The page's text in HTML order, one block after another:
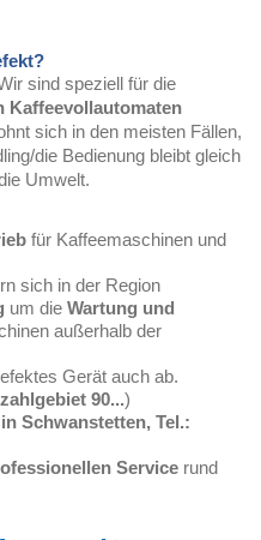
sind speziell für die
Kaffeevollautomaten
sich in den meisten Fällen,
die Bedienung bleibt gleich
Umwelt.
für Kaffeemaschinen und
sich in der Region
um die Wartung und
außerhalb der
Gerät auch ab.
90...)
Schwanstetten, Tel.:
Service rund